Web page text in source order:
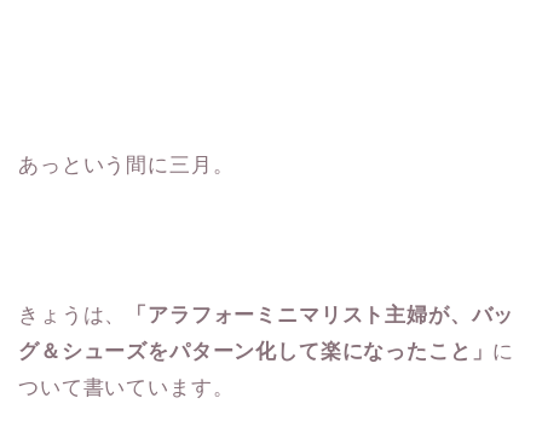
あっという間に三月。
きょうは、
「アラフォーミニマリスト主婦が、バッ
グ＆シューズをパターン化して楽になったこと」 に
ついて書いています。